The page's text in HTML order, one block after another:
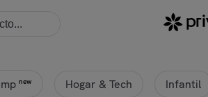
new Hogar & Tech Infantil